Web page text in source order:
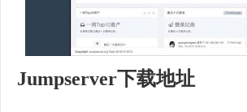
Jumpserver下载地址